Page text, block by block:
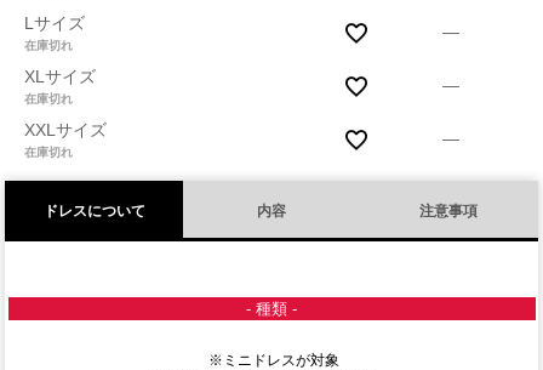
Lサイズ
在庫切れ
—
XLサイズ
在庫切れ
—
XXLサイズ
在庫切れ
—
ドレスについて 内容 注意事項
- 種類 -
※ミニドレスが対象